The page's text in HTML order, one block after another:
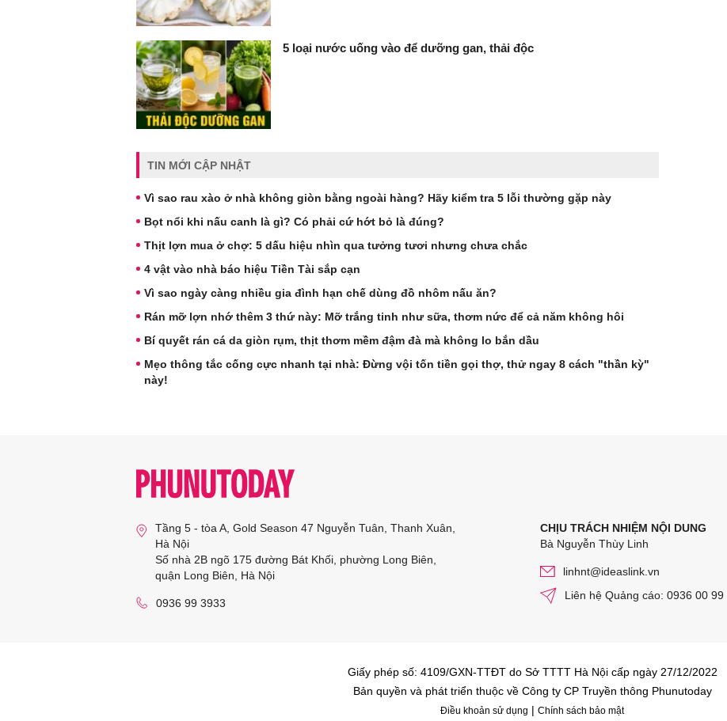
5 loại nước uống vào để dưỡng gan, thải độc
TIN MỚI CẬP NHẬT
Vì sao rau xào ở nhà không giòn bằng ngoài hàng? Hãy kiểm tra 5 lỗi thường gặp này
Bọt nổi khi nấu canh là gì? Có phải cứ hớt bỏ là đúng?
Thịt lợn mua ở chợ: 5 dấu hiệu nhìn qua tưởng tươi nhưng chưa chắc
4 vật vào nhà báo hiệu Tiền Tài sắp cạn
Vì sao ngày càng nhiều gia đình hạn chế dùng đồ nhôm nấu ăn?
Rán mỡ lợn nhớ thêm 3 thứ này: Mỡ trắng tinh như sữa, thơm nức để cả năm không hôi
Bí quyết rán cá da giòn rụm, thịt thơm mềm đậm đà mà không lo bắn dầu
Mẹo thông tắc cống cực nhanh tại nhà: Đừng vội tốn tiền gọi thợ, thử ngay 8 cách "thần kỳ"
này!
Tầng 5 - tòa A, Gold Season 47 Nguyễn Tuân, Thanh Xuân,
Hà Nội
Số nhà 2B ngõ 175 đường Bát Khối, phường Long Biên,
quận Long Biên, Hà Nội
0936 99 3933
CHỊU TRÁCH NHIỆM NỘI DUNG
Bà Nguyễn Thùy Linh
linhnt@ideaslink.vn
Liên hệ Quảng cáo: 0936 00 99
Giấy phép số: 4109/GXN-TTĐT do Sở TTTT Hà Nội cấp ngày 27/12/2022
Bản quyền và phát triển thuộc về Công ty CP Truyền thông Phunutoday
Điều khoản sử dụng | Chính sách bảo mật